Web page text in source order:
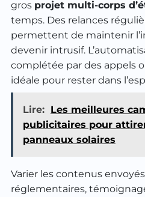
gros projet multi-corps
temps. Des relances
permettent de maintenir
devenir intrusif.
complétée par des appels
idéale pour rester dans
Lire: Les meilleures
publicitaires pour
panneaux solaires
Varier les contenus
réglementaires,